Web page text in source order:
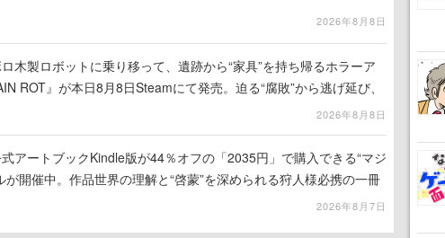
2026年8月8日
木製ロボットに乗り移って、遺跡から“家具”を持ち帰るホラーア
ROT』が本日8月8日Steamにて発売。迫る“腐敗”から逃げ延び、
2026年8月8日
式アートブックKindle版が44％オフの「2035円」で購入できる“マジ
が開催中。作品世界の理解と“啓蒙”を深められる狩人様必携の一冊
2026年8月7日